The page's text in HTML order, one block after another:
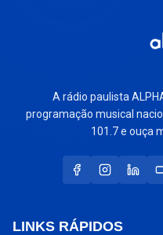
A rádio paulista
programação musical
101.7 e ouça
LINKS RÁPIDOS